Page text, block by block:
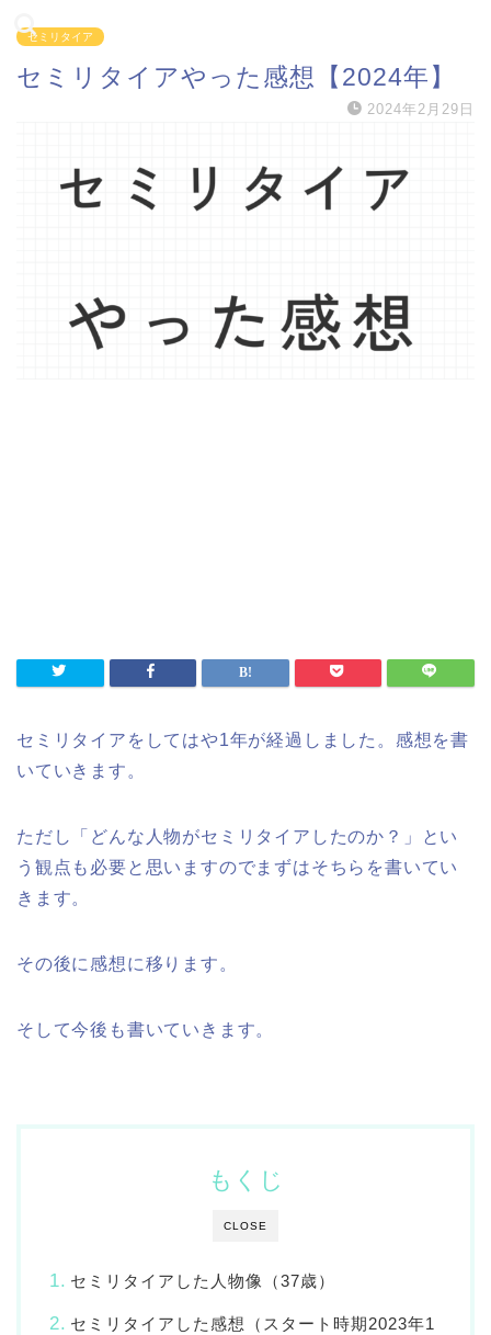
セミリタイア
セミリタイアやった感想【2024年】
2024年2月29日
セミリタイアをしてはや1年が経過しました。感想を書
いていきます。
ただし「どんな人物がセミリタイアしたのか？」とい
う観点も必要と思いますのでまずはそちらを書いてい
きます。
その後に感想に移ります。
そして今後も書いていきます。
CLOSE
もくじ
セミリタイアした人物像（37歳）
セミリタイアした感想（スタート時期2023年1